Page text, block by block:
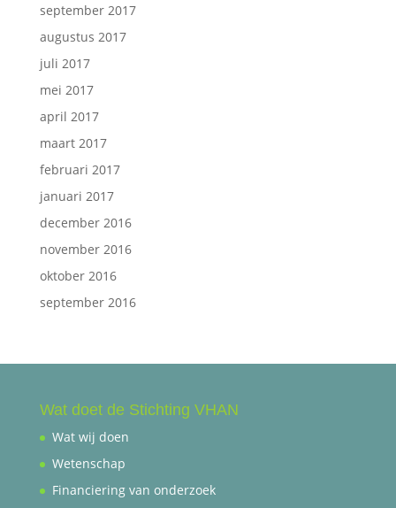
september 2017
augustus 2017
juli 2017
mei 2017
april 2017
maart 2017
februari 2017
januari 2017
december 2016
november 2016
oktober 2016
september 2016
Wat doet de Stichting VHAN
Wat wij doen
Wetenschap
Financiering van onderzoek